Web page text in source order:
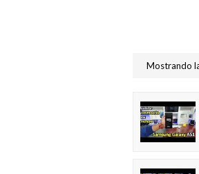
Mostrando